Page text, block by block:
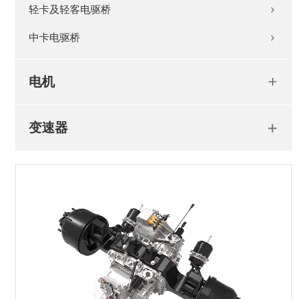
轻卡及轻客电驱桥
中卡电驱桥
电机
变速器